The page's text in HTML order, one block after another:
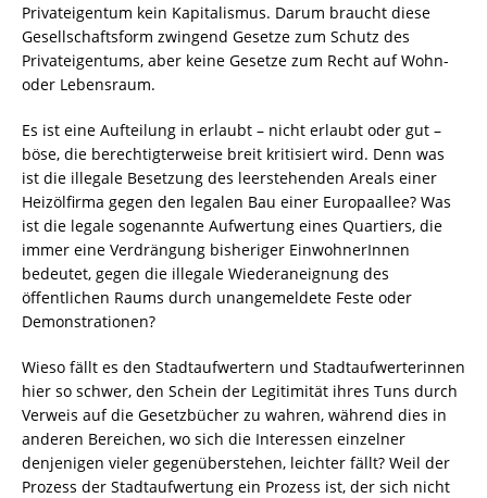
Privateigentum kein Kapitalismus. Darum braucht diese
Gesellschaftsform zwingend Gesetze zum Schutz des
Privateigentums, aber keine Gesetze zum Recht auf Wohn-
oder Lebensraum.
Es ist eine Aufteilung in erlaubt – nicht erlaubt oder gut –
böse, die berechtigterweise breit kritisiert wird. Denn was
ist die illegale Besetzung des leerstehenden Areals einer
Heizölfirma gegen den legalen Bau einer Europaallee? Was
ist die legale sogenannte Aufwertung eines Quartiers, die
immer eine Verdrängung bisheriger EinwohnerInnen
bedeutet, gegen die illegale Wiederaneignung des
öffentlichen Raums durch unangemeldete Feste oder
Demonstrationen?
Wieso fällt es den Stadtaufwertern und Stadtaufwerterinnen
hier so schwer, den Schein der Legitimität ihres Tuns durch
Verweis auf die Gesetzbücher zu wahren, während dies in
anderen Bereichen, wo sich die Interessen einzelner
denjenigen vieler gegenüberstehen, leichter fällt? Weil der
Prozess der Stadtaufwertung ein Prozess ist, der sich nicht